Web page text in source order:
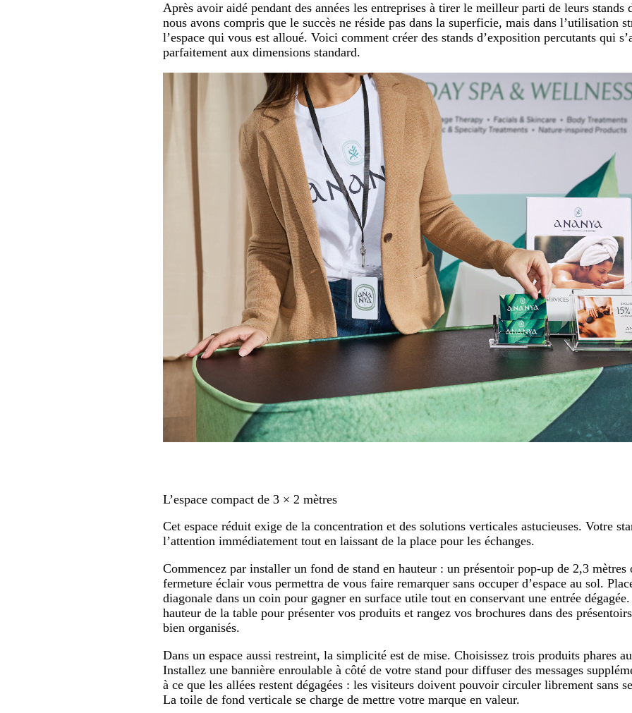
Après avoir aidé pendant des années les entreprises à tirer le meilleur parti de leurs stands
nous avons compris que le succès ne réside pas dans la superficie, mais dans l’utilisation
l’espace qui vous est alloué. Voici comment créer des stands d’exposition percutants qui
parfaitement aux dimensions standard.
L’espace compact de 3 × 2 mètres
Cet espace réduit exige de la concentration et des solutions verticales astucieuses. Votre
l’attention immédiatement tout en laissant de la place pour les échanges.
Commencez par installer un fond de stand en hauteur : un présentoir pop-up de 2,3 mètres
fermeture éclair vous permettra de vous faire remarquer sans occuper d’espace au sol.
diagonale dans un coin pour gagner en surface utile tout en conservant une entrée
hauteur de la table pour présenter vos produits et rangez vos brochures dans des
bien organisés.
Dans un espace aussi restreint, la simplicité est de mise. Choisissez trois produits phares
Installez une bannière enroulable à côté de votre stand pour diffuser des messages
à ce que les allées restent dégagées : les visiteurs doivent pouvoir circuler librement sans
La toile de fond verticale se charge de mettre votre marque en valeur.